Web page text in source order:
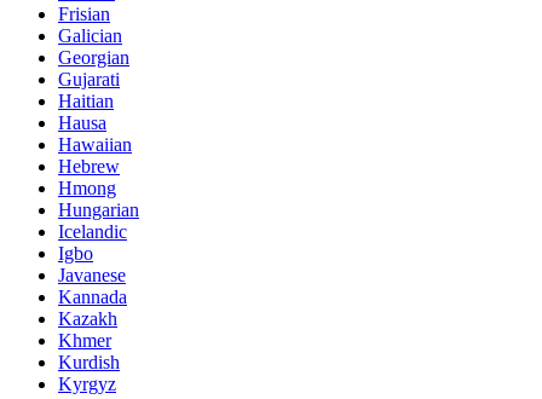
Frisian
Galician
Georgian
Gujarati
Haitian
Hausa
Hawaiian
Hebrew
Hmong
Hungarian
Icelandic
Igbo
Javanese
Kannada
Kazakh
Khmer
Kurdish
Kyrgyz